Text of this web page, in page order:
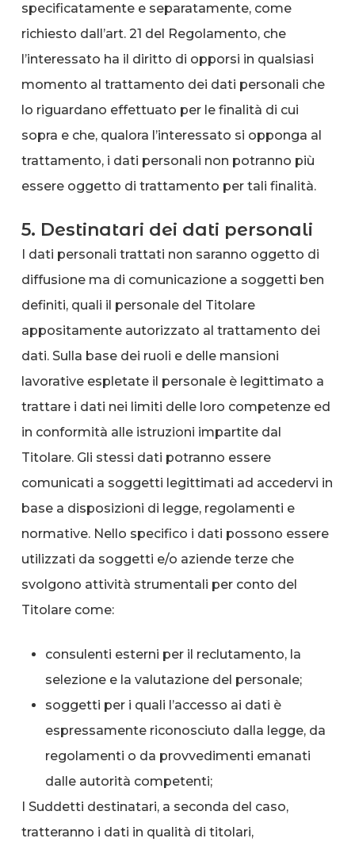
specificatamente e separatamente, come
richiesto dall’art. 21 del Regolamento, che
l’interessato ha il diritto di opporsi in qualsiasi
momento al trattamento dei dati personali che
lo riguardano effettuato per le finalità di cui
sopra e che, qualora l’interessato si opponga al
trattamento, i dati personali non potranno più
essere oggetto di trattamento per tali finalità.
5. Destinatari dei dati personali
I dati personali trattati non saranno oggetto di
diffusione ma di comunicazione a soggetti ben
definiti, quali il personale del Titolare
appositamente autorizzato al trattamento dei
dati. Sulla base dei ruoli e delle mansioni
lavorative espletate il personale è legittimato a
trattare i dati nei limiti delle loro competenze ed
in conformità alle istruzioni impartite dal
Titolare. Gli stessi dati potranno essere
comunicati a soggetti legittimati ad accedervi in
base a disposizioni di legge, regolamenti e
normative. Nello specifico i dati possono essere
utilizzati da soggetti e/o aziende terze che
svolgono attività strumentali per conto del
Titolare come:
consulenti esterni per il reclutamento, la
selezione e la valutazione del personale;
soggetti per i quali l’accesso ai dati è
espressamente riconosciuto dalla legge, da
regolamenti o da provvedimenti emanati
dalle autorità competenti;
I Suddetti destinatari, a seconda del caso,
tratteranno i dati in qualità di titolari,